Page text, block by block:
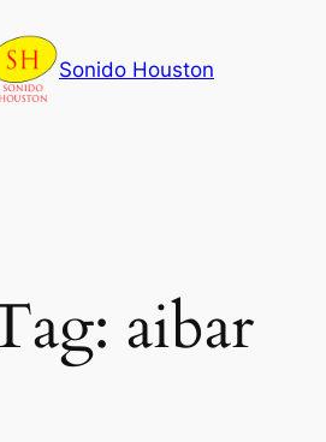
Sonido Houston
aibar